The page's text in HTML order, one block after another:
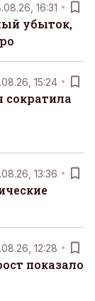
16:31
убыток,
15:24
сократила
13:36
12:28
показало